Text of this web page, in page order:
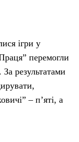
ігри у
перемогли
результатами
– п’яті, а